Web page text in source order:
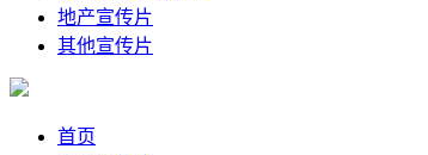
地产宣传片
其他宣传片
首页